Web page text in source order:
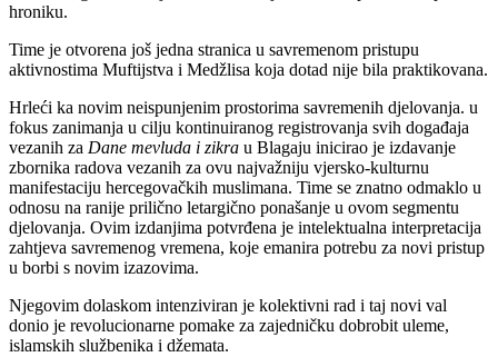
hroniku.
Time je otvorena još jedna stranica u savremenom pristupu
aktivnostima Muftijstva i Medžlisa koja dotad nije bila praktikovana.
Hrleći ka novim neispunjenim prostorima savremenih djelovanja. u
fokus zanimanja u cilju kontinuiranog registrovanja svih događaja
vezanih za Dane mevluda i zikra u Blagaju inicirao je izdavanje
zbornika radova vezanih za ovu najvažniju vjersko-kulturnu
manifestaciju hercegovačkih muslimana. Time se znatno odmaklo u
odnosu na ranije prilično letargično ponašanje u ovom segmentu
djelovanja. Ovim izdanjima potvrđena je intelektualna interpretacija
zahtjeva savremenog vremena, koje emanira potrebu za novi pristup
u borbi s novim izazovima.
Njegovim dolaskom intenziviran je kolektivni rad i taj novi val
donio je revolucionarne pomake za zajedničku dobrobit uleme,
islamskih službenika i džemata.